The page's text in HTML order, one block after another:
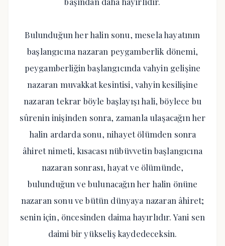
Bulunduğun her halin sonu, mesela hayatının
başlangıcına nazaran peygamberlik dönemi,
peygamberliğin başlangıcında vahyin gelişine
nazaran muvakkat kesintisi, vahyin kesilişine
nazaran tekrar böyle başlayışı hali, böylece bu
sûrenin inişinden sonra, zamanla ulaşacağın her
halin ardarda sonu, nihayet ölümden sonra
âhiret nimeti, kısacası nübüvvetin başlangıcına
nazaran sonrası, hayat ve ölümünde,
bulunduğun ve bulunacağın her halin önüne
nazaran sonu ve bütün dünyaya nazaran âhiret;
senin için, öncesinden daima hayırlıdır. Yani sen
daimi bir yükseliş kaydedeceksin.